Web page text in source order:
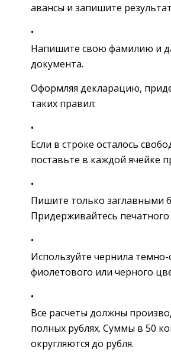
авансы и запишите
Напишите свою фамилию и
документа.
Оформляя декларацию,
таких правил:
Если в строке осталось
поставьте в каждой ячейке
Пишите только заглавными
Придерживайтесь печатного
Используйте чернила темно-
фиолетового или черного
Все расчеты должны
полных рублях. Суммы в 50
округляются до рубля.